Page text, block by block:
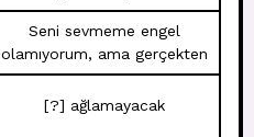
Seni sevmeme engel
olamıyorum, ama gerçekten
[?] ağlamayacak